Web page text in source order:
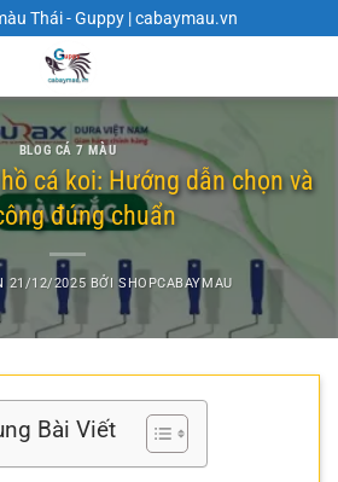
Thái - Guppy | cabaymau.vn
BLOG CÁ 7 MÀU
cá koi: Hướng dẫn chọn và
đúng chuẩn
21/12/2025 BỞI SHOPCABAYMAU
Bài Viết